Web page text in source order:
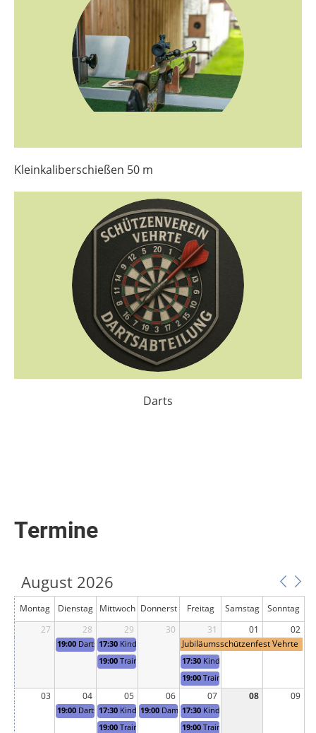
Kleinkaliberschießen 50 m
Darts
Termine
August 2026
Montag Dienstag Mittwoch Donnerst
Freitag Samstag
Sonntag
27
28 29 30 31 01 02
03 04 05 06 07 08 09
19:00 Darts - Trainingsabend
17:30 Kinder- und Jugendtraining (Lichtpunktgewehr/-
19:00 Trainingsabend
Jubiläumsschützenfest Vehrte
+ Jugendpokal
17:30 Kinder- und Jugendtraining
19:00 Trainingsabend
19:00 Darts - Trainingsabend
17:30 Kinder- und Jugendtraining (Lichtpunktgewehr/-
19:00 Trainingsabend
19:00 Damenschießen
17:30 Kinder- und Jugendtraining
19:00 Trainingsabend